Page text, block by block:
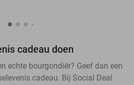
cadeau doen
echte bourgondiër? Geef dan een
cadeau. Bij Social Deal